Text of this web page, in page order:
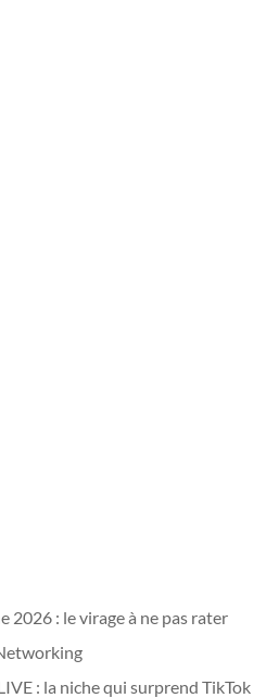
2026 : le virage à ne pas rater
: la niche qui surprend TikTok